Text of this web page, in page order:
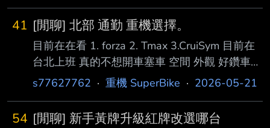
41 [閒聊] 北部 通勤 重機選擇。
目前在在看 1. forza 2. Tmax 3.CruiSym 目前在
台北上班 真的不想開車塞車 空間 外觀 好鑽車
省油 預算抓25內 但也有在考慮中古車15內 各
s77627762 · 重機 SuperBike · 2026-05-21
54 [閒聊] 新手黃牌升級紅牌改選哪台